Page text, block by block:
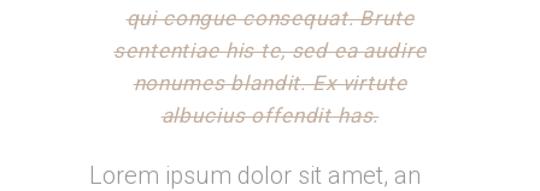
qui congue consequat. Brute
sententiae his te, sed ea audire
nonumes blandit. Ex virtute
albucius offendit has.
Lorem ipsum dolor sit amet, an